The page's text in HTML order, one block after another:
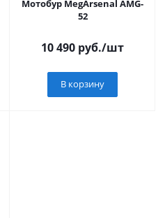
Мотобур MegArsenal AMG-
52
10 490 руб./шт
В корзину